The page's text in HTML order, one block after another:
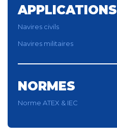
APPLICATIONS
Navires civils
Navires militaires
NORMES
Norme ATEX & IEC